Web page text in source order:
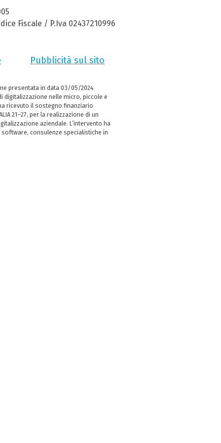
Fiscale / P.Iva 02437210996
Pubblicità sul sito
presentata in data 03/05/2024
digitalizzazione nelle micro, piccole e
ricevuto il sostegno finanziario
21–27, per la realizzazione di un
aziendale. L’intervento ha
consulenze specialistiche in